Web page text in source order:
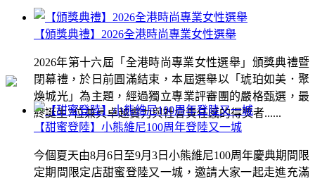
【頒獎典禮】2026全港時尚專業女性選舉
2026年第十六屆「全港時尚專業女性選舉」頒獎典禮暨
閉幕禮，於日前圓滿結束，本屆選舉以「琥珀如美．聚
煥城光」為主題，經過獨立專業評審團的嚴格甄選，最
終誕生7位兼具卓越實力與社會責任感的得獎者......
【甜蜜登陸】小熊維尼100周年登陸又一城
今個夏天由8月6日至9月3日小熊維尼100周年慶典期間限
定期間限定店甜蜜登陸又一城，邀請大家一起走進充滿